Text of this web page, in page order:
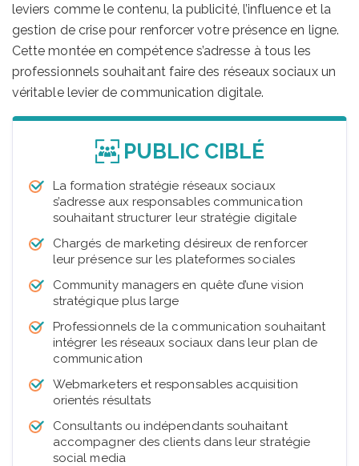
leviers comme le contenu, la publicité, l’influence et la
gestion de crise pour renforcer votre présence en ligne.
Cette montée en compétence s’adresse à tous les
professionnels souhaitant faire des réseaux sociaux un
véritable levier de communication digitale.
PUBLIC CIBLÉ
La formation stratégie réseaux sociaux
s’adresse aux responsables communication
souhaitant structurer leur stratégie digitale
Chargés de marketing désireux de renforcer
leur présence sur les plateformes sociales
Community managers en quête d’une vision
stratégique plus large
Professionnels de la communication souhaitant
intégrer les réseaux sociaux dans leur plan de
communication
Webmarketers et responsables acquisition
orientés résultats
Consultants ou indépendants souhaitant
accompagner des clients dans leur stratégie
social media